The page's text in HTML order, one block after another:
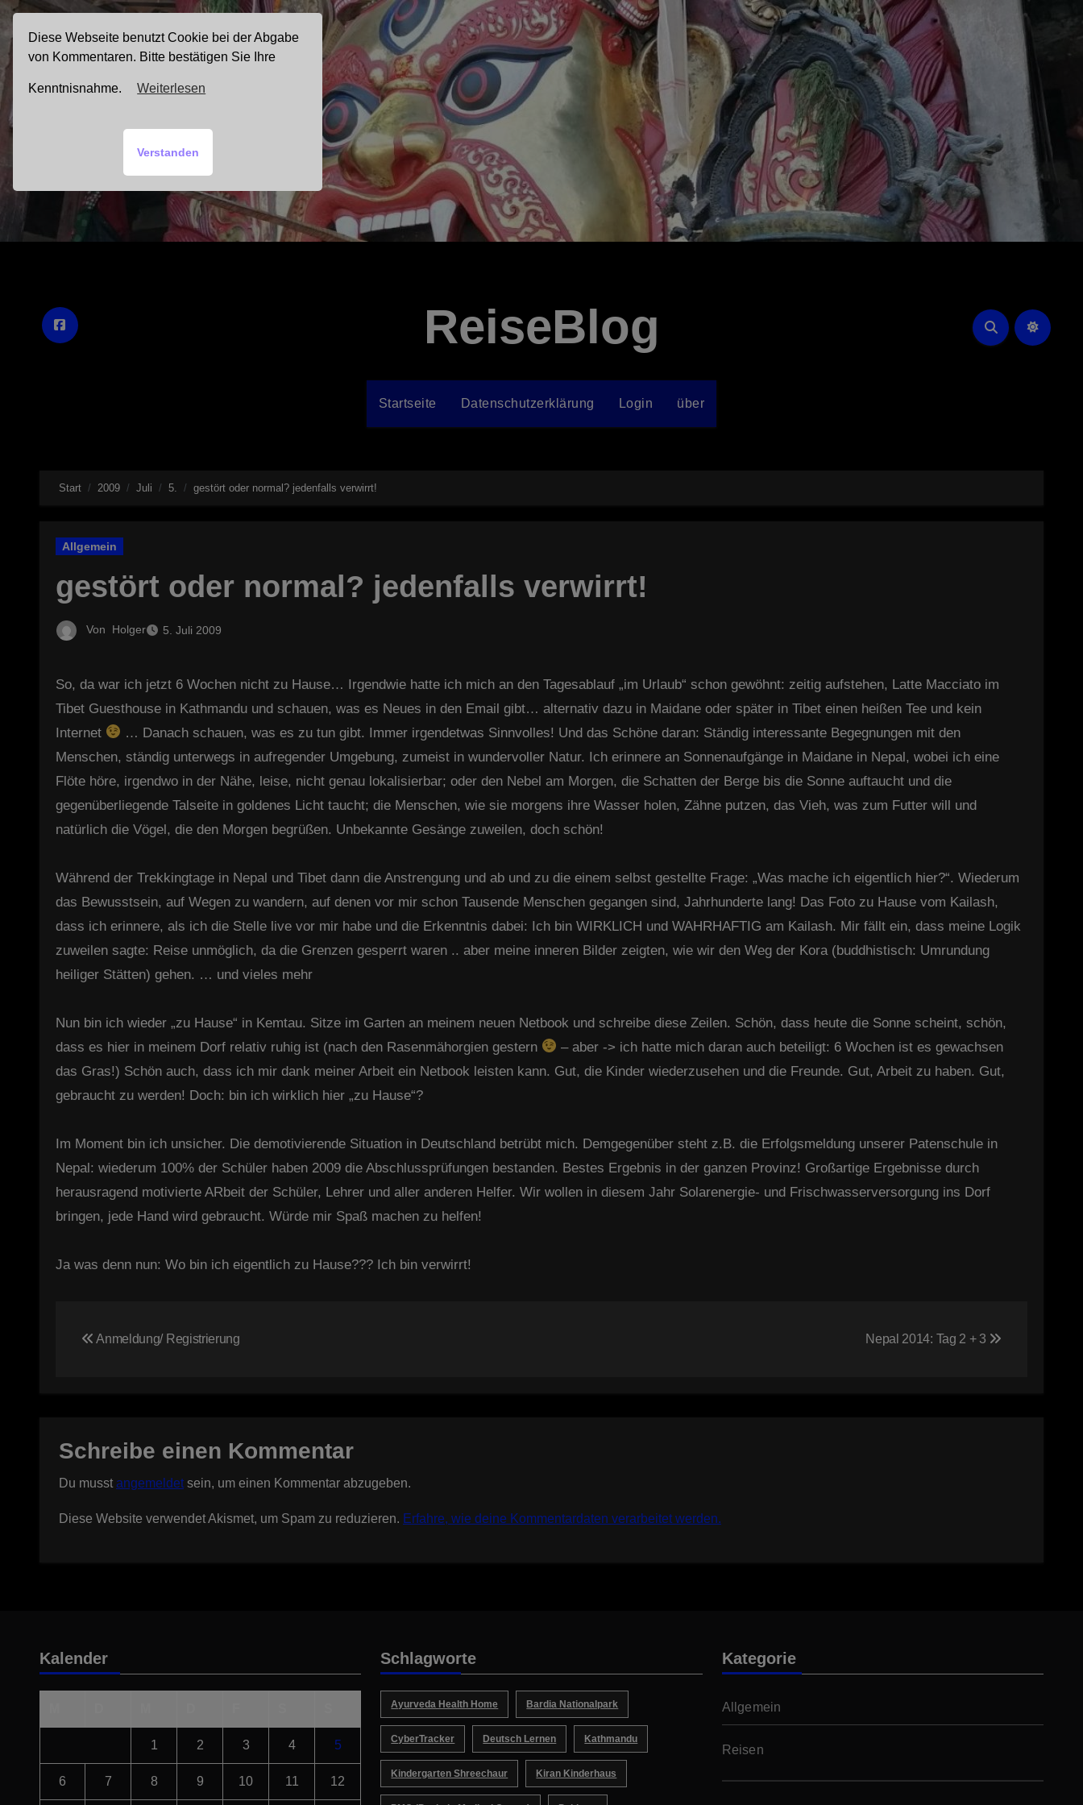
Zum
Inhalt
springen
ReiseBlog
Startseite Datenschutzerklärung Login über
Start 2009 Juli 5. gestört oder normal? jedenfalls verwirrt!
Allgemein
gestört oder normal? jedenfalls verwirrt!
Von Holger 5. Juli 2009
So, da war ich jetzt 6 Wochen nicht zu Hause… Irgendwie hatte ich mich an den Tagesablauf „im Urlaub“ schon gewöhnt: zeitig aufstehen, Latte Macciato im
Tibet Guesthouse in Kathmandu und schauen, was es Neues in den Email gibt… alternativ dazu in Maidane oder später in Tibet einen heißen Tee und kein
Internet
… Danach schauen, was es zu tun gibt. Immer irgendetwas Sinnvolles! Und das Schöne daran: Ständig interessante Begegnungen mit den
Menschen, ständig unterwegs in aufregender Umgebung, zumeist in wundervoller Natur. Ich erinnere an Sonnenaufgänge in Maidane in Nepal, wobei ich eine
Flöte höre, irgendwo in der Nähe, leise, nicht genau lokalisierbar; oder den Nebel am Morgen, die Schatten der Berge bis die Sonne auftaucht und die
gegenüberliegende Talseite in goldenes Licht taucht; die Menschen, wie sie morgens ihre Wasser holen, Zähne putzen, das Vieh, was zum Futter will und
natürlich die Vögel, die den Morgen begrüßen. Unbekannte Gesänge zuweilen, doch schön!
Während der Trekkingtage in Nepal und Tibet dann die Anstrengung und ab und zu die einem selbst gestellte Frage: „Was mache ich eigentlich hier?“. Wiederum
das Bewusstsein, auf Wegen zu wandern, auf denen vor mir schon Tausende Menschen gegangen sind, Jahrhunderte lang! Das Foto zu Hause vom Kailash,
dass ich erinnere, als ich die Stelle live vor mir habe und die Erkenntnis dabei: Ich bin WIRKLICH und WAHRHAFTIG am Kailash. Mir fällt ein, dass meine Logik
zuweilen sagte: Reise unmöglich, da die Grenzen gesperrt waren .. aber meine inneren Bilder zeigten, wie wir den Weg der Kora (buddhistisch: Umrundung
heiliger Stätten) gehen. … und vieles mehr
Nun bin ich wieder „zu Hause“ in Kemtau. Sitze im Garten an meinem neuen Netbook und schreibe diese Zeilen. Schön, dass heute die Sonne scheint, schön,
dass es hier in meinem Dorf relativ ruhig ist (nach den Rasenmähorgien gestern
– aber -> ich hatte mich daran auch beteiligt: 6 Wochen ist es gewachsen
das Gras!) Schön auch, dass ich mir dank meiner Arbeit ein Netbook leisten kann. Gut, die Kinder wiederzusehen und die Freunde. Gut, Arbeit zu haben. Gut,
gebraucht zu werden! Doch: bin ich wirklich hier „zu Hause“?
Im Moment bin ich unsicher. Die demotivierende Situation in Deutschland betrübt mich. Demgegenüber steht z.B. die Erfolgsmeldung unserer Patenschule in
Nepal: wiederum 100% der Schüler haben 2009 die Abschlussprüfungen bestanden. Bestes Ergebnis in der ganzen Provinz! Großartige Ergebnisse durch
herausragend motivierte ARbeit der Schüler, Lehrer und aller anderen Helfer. Wir wollen in diesem Jahr Solarenergie- und Frischwasserversorgung ins Dorf
bringen, jede Hand wird gebraucht. Würde mir Spaß machen zu helfen!
Ja was denn nun: Wo bin ich eigentlich zu Hause??? Ich bin verwirrt!
Anmeldung/ Registrierung Nepal 2014: Tag 2 + 3
Schreibe einen Kommentar
Du musst angemeldet sein, um einen Kommentar abzugeben.
Diese Website verwendet Akismet, um Spam zu reduzieren. Erfahre, wie deine Kommentardaten verarbeitet werden.
Kalender
1 2 3 4 5
6 7 8 9 10 11 12
Schlagworte
Ayurveda Health Home Bardia Nationalpark
CyberTracker Deutsch Lernen Kathmandu
Kindergarten Shreechaur Kiran Kinderhaus
Kategorie
Allgemein
Reisen
Diese Webseite benutzt Cookie bei der Abgabe
von Kommentaren. Bitte bestätigen Sie Ihre
Kenntnisnahme. Weiterlesen
Verstanden